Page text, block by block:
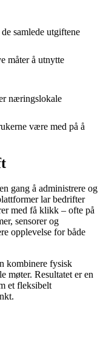
samlede utgiftene
måter å utnytte
næringslokale
være med på å
gang å administrere og
lar bedrifter
med få klikk – ofte på
sensorer og
opplevelse for både
kombinere fysisk
møter. Resultatet er en
et fleksibelt